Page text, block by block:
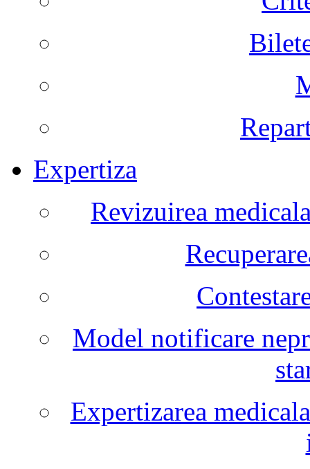
Expertiza
Revizuirea
Model notificare
Expertizarea